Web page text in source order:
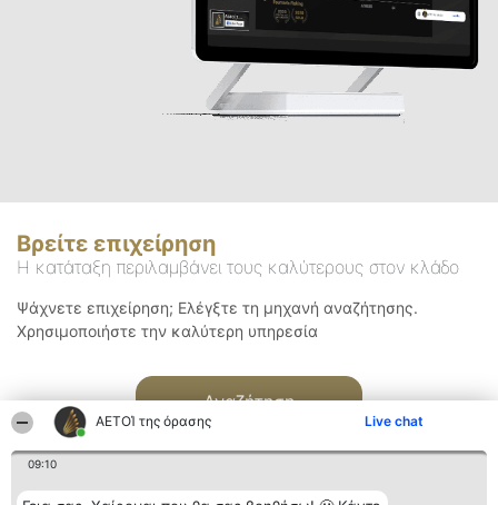
ΑΕΤΟΊ της όρασης Live chat
09:10
Βρείτε επιχείρηση
Η κατάταξη περιλαμβάνει τους καλύτερους στον κλάδο
Ψάχνετε επιχείρηση; Ελέγξτε τη μηχανή αναζήτησης.
Χρησιμοποιήστε την καλύτερη υπηρεσία
Αναζήτηση